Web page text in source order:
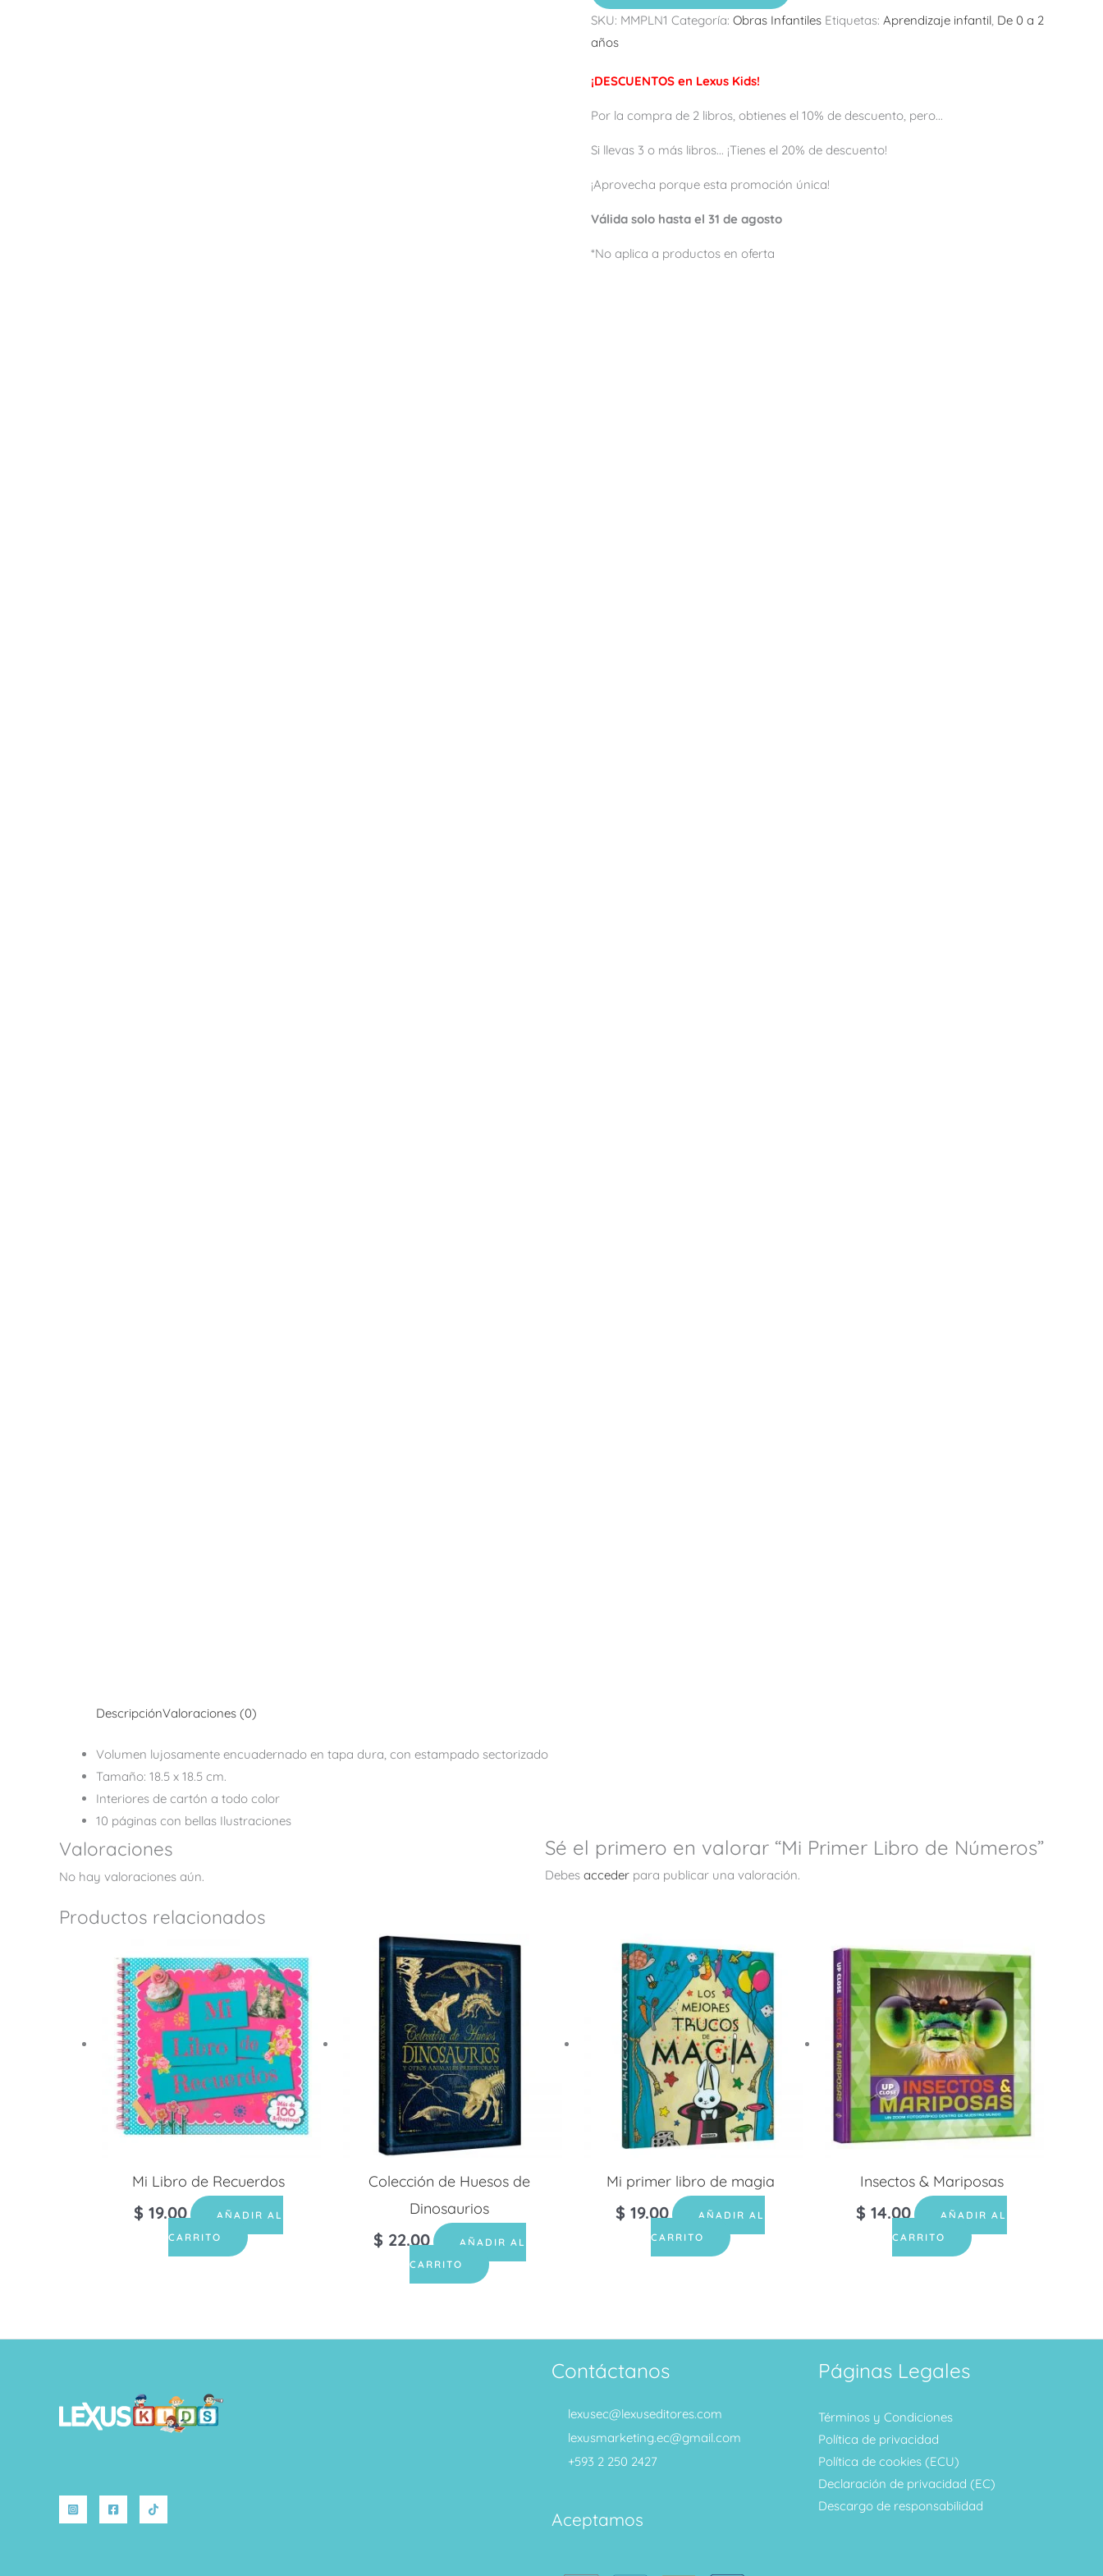
SKU: MMPLN1 Categoría: Obras Infantiles Etiquetas: Aprendizaje infantil De 0 a 2
años
¡DESCUENTOS en Lexus Kids!
Por la compra de 2 libros, obtienes el 10% de descuento, pero...
Si llevas 3 o más libros... ¡Tienes el 20% de descuento!
¡Aprovecha porque esta promoción única!
Válida solo hasta el 31 de agosto
*No aplica a productos en oferta
DescripciónValoraciones (0)
Volumen lujosamente encuadernado en tapa dura, con estampado sectorizado
Tamaño: 18.5 x 18.5 cm.
Interiores de cartón a todo color
10 páginas con bellas Ilustraciones
Valoraciones
No hay valoraciones aún.
Sé el primero en valorar “Mi Primer Libro de Números”
Debes acceder para publicar una valoración.
Productos relacionados
Mi Libro de Recuerdos
$ 19.00
AÑADIR AL
CARRITO
Colección de Huesos de
Dinosaurios
$ 22.00
AÑADIR AL
CARRITO
Mi primer libro de magia
$ 19.00
AÑADIR AL
CARRITO
Insectos & Mariposas
$ 14.00
AÑADIR AL
CARRITO
Contáctanos
lexusec@lexuseditores.com
lexusmarketing.ec@gmail.com
+593 2 250 2427
Aceptamos
Páginas Legales
Términos y Condiciones
Política de privacidad
Política de cookies (ECU)
Declaración de privacidad (EC)
Descargo de responsabilidad